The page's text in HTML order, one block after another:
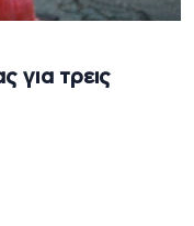
για τρεις